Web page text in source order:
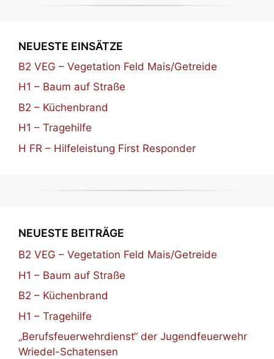
NEUESTE EINSÄTZE
B2 VEG – Vegetation Feld Mais/Getreide
H1 – Baum auf Straße
B2 – Küchenbrand
H1 – Tragehilfe
H FR – Hilfeleistung First Responder
NEUESTE BEITRÄGE
B2 VEG – Vegetation Feld Mais/Getreide
H1 – Baum auf Straße
B2 – Küchenbrand
H1 – Tragehilfe
„Berufsfeuerwehrdienst“ der Jugendfeuerwehr
Wriedel-Schatensen